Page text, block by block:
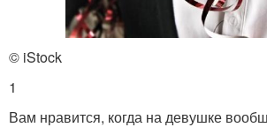
© iStock
1
Вам нравится, когда на девушке